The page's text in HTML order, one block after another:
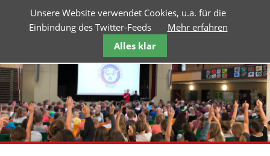
Unsere Website verwendet Cookies, u.a. für die
Einbindung des Twitter-Feeds
Mehr erfahren
Alles klar